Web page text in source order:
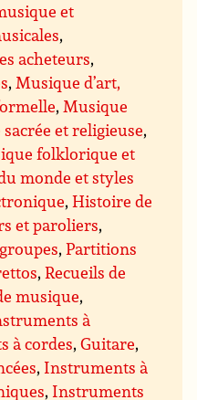
et
,
acheteurs,
,Musique d’art,
,Musique
et religieuse,
folklorique et
monde et styles
,Histoire de
et paroliers,
,Partitions
,Recueils de
musique,
à
à cordes,Guitare,
, Instruments à
, Instruments